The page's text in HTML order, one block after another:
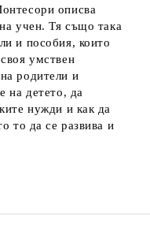
описва
учен. Тя също така
и пособия, които
умствен
родители и
на детето, да
нужди и как да
то да се развива и